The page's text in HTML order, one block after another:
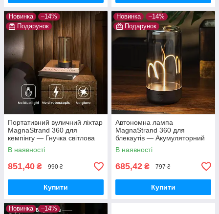
Новинка
–14%
Подарунок
Портативний вуличний ліхтар
MagnaStrand 360 для
кемпінгу — Гнучка світлова
нитка 360° з магнітним
кріпленням та Type-C
В наявності
851,40 ₴ 990 ₴
Купити
Новинка
–14%
Подарунок
Автономна лампа
MagnaStrand 360 для
блекаутів — Акумуляторний
світильник «Квантовий дріт» з
Type-C та потужним магнітом
В наявності
685,42 ₴ 797 ₴
Купити
Новинка
–14%